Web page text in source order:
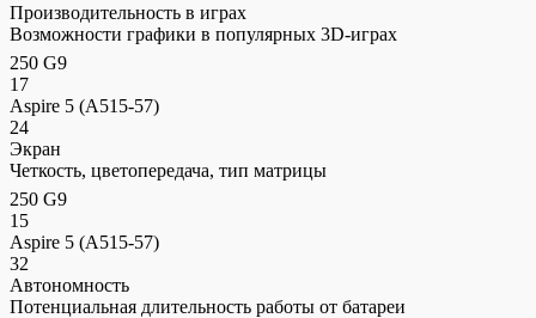
Производительность в играх
Возможности графики в популярных 3D-играх
250 G9
17
Aspire 5 (A515-57)
24
Экран
Четкость, цветопередача, тип матрицы
250 G9
15
Aspire 5 (A515-57)
32
Автономность
Потенциальная длительность работы от батареи